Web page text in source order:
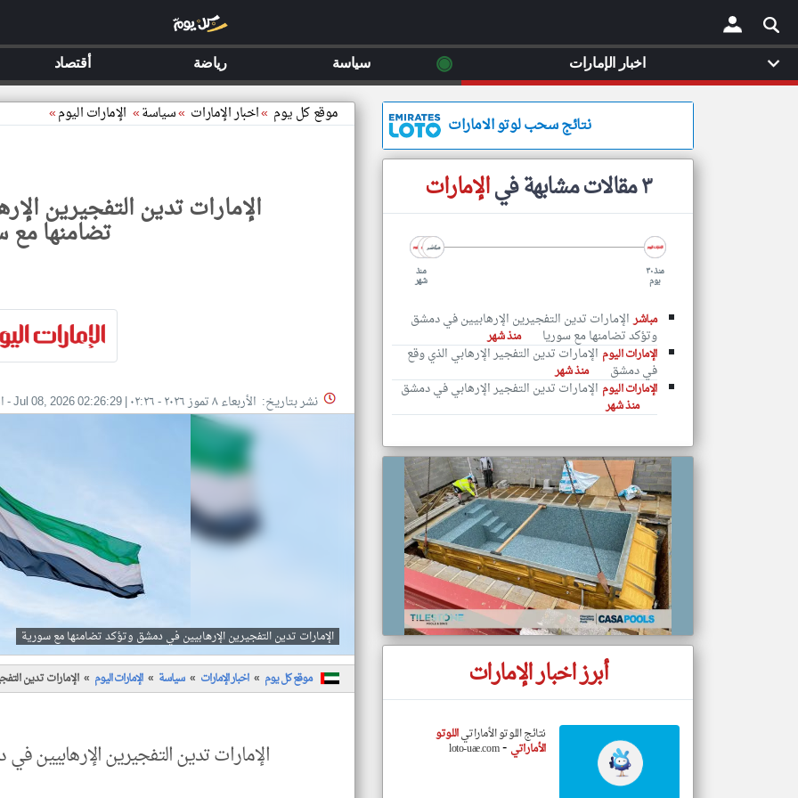
× موقع كل يوم »اخبار الإمارات »سياسة» الإمارات اليوم»
الإمارات تدين التفجيرين
تضامنها مع
نشر بتاريخ: الأربعاء ٨ تموز ٢٠٢٦ - ٠٢:٢٦ |
Jul 08, 2026 02:26:29
-
الإمارات تدين التفجيرين الإرهابيين في دمشق وتؤكد تضامنها مع سورية
موقع كل يوم اخبار الإمارات سياسة الإمارات اليوم الإمارات تدين
الإمارات تدين التفجيرين الإرهابيين
نتائج سحب لوتو الامارات
٣ مقالات مشابهة في الإمارات
منذ
شهر
منذ ٣٠
يوم
مباشر الإمارات تدين التفجيرين الإرهابيين في دمشق
وتؤكد تضامنها مع سوريا
منذ شهر
الإمارات اليوم الإمارات تدين التفجير الإرهابي الذي وقع
في دمشق
منذ شهر
الإمارات اليوم الإمارات تدين التفجير الإرهابي في دمشق
منذ شهر
أبرز اخبار الإمارات
نتائج اللوتو الأماراتياللوتو
الأماراتي-
loto-uae.com
اخبار الإمارات ◉ سياسة رياضة أقتصاد